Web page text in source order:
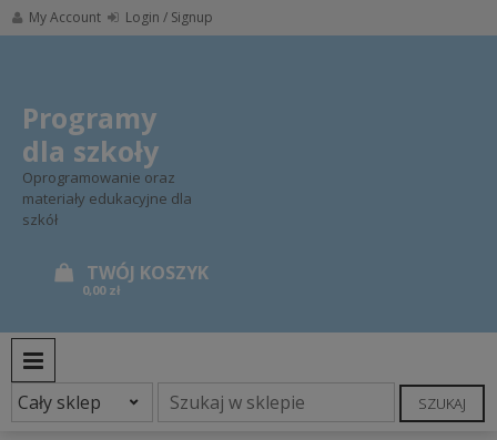
Skip
to
My Account Login / Signup
Programy
dla szkoły
Oprogramowanie oraz
materiały edukacyjne dla
szkół
0,00 zł
SZUKAJ